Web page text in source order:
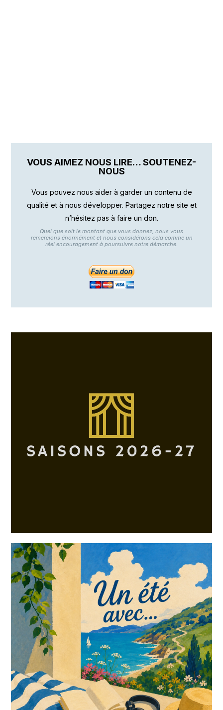
VOUS AIMEZ NOUS LIRE… SOUTENEZ-
NOUS
Vous pouvez nous aider à garder un contenu de
qualité et à nous développer. Partagez notre site et
n’hésitez pas à faire un don.
Quel que soit le montant que vous donnez, nous vous
remercions énormément et nous considérons cela comme un
réel encouragement à poursuivre notre démarche.